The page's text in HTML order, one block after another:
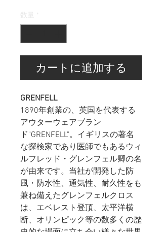
カートに追加する
GRENFELL
1890年創業の、 英国を代表する
アウターウェアブラン
ド"GRENFELL"。イギリスの著名
な探検家であり医師でもあるウィ
ルフレッド・グレンフェル卿の名
が由来です。当社が開発した防
風・防水性、通気性、耐久性をも
兼ね備えたグレンフェルクロス
は、エベレスト登頂、太平洋横
断、オリンピック等の数多くの歴